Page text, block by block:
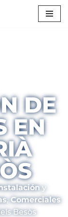
DE
EN
y
,Comerciales
Besòs